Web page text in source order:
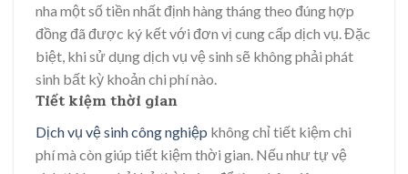
nha một số tiền nhất định hàng tháng theo đúng hợp
đồng đã được ký kết với đơn vị cung cấp dịch vụ. Đặc
biệt, khi sử dụng dịch vụ vệ sinh sẽ không phải phát
sinh bất kỳ khoản chi phí nào.
Tiết kiệm thời gian
Dịch vụ vệ sinh công nghiệp không chỉ tiết kiệm chi
phí mà còn giúp tiết kiệm thời gian. Nếu như tự vệ